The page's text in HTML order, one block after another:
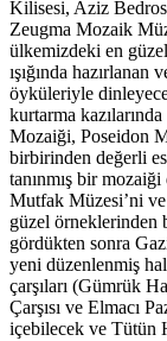
Kilisesi, Aziz
Zeugma Mozaik
ülkemizdeki en
ışığında
öyküleriyle
kurtarma kazılarında
Mozaiği, Poseidon
birbirinden değerli
tanınmış bir
Mutfak Müzesi’ni
güzel örneklerinden
gördükten sonra
yeni düzenlenmiş
çarşıları (Gümrük
Çarşısı ve Elmacı
içebilecek ve Tütün